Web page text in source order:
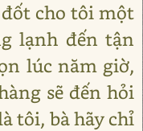
cho tôi một
lạnh đến tận
lúc năm giờ,
sẽ đến hỏi
tôi, bà hãy chỉ